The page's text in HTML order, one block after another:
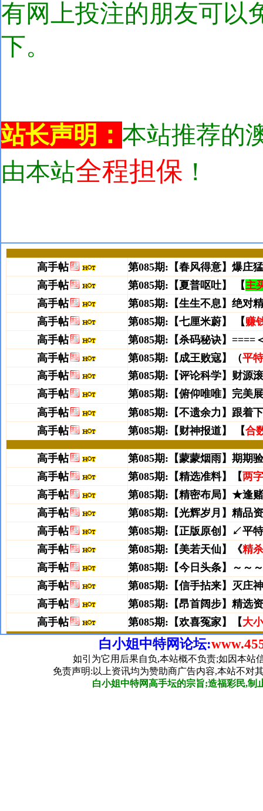
白小姐中特网论坛:
如引为它用后果自负,本站概不负责;如因本站
免责声明:以上资讯均为赞助商广告内容,本站不对
白小姐中特网高手坛的宗旨;造福彩民,制